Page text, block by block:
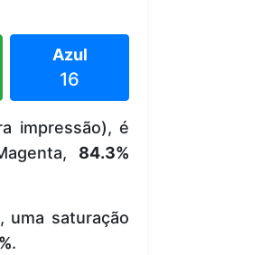
Azul
16
impressão), é
84.3%
, uma saturação
.